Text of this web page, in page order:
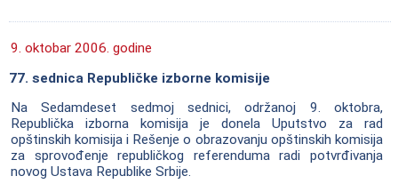
9. oktobar 2006. godine
77. sednica Republičke izborne komisije
Na Sedamdeset sedmoj sednici, održanoj 9. oktobra,
Republička izborna komisija je donela Uputstvo za rad
opštinskih komisija i Rešenje o obrazovanju opštinskih komisija
za sprovođenje republičkog referenduma radi potvrđivanja
novog Ustava Republike Srbije.